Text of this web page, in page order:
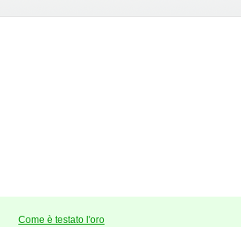
Come è testato l'oro